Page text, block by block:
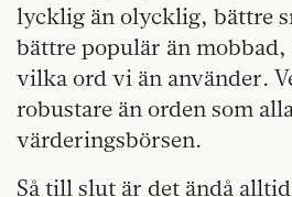
lycklig än olycklig, bättre
bättre populär än mobbad,
vilka ord vi än använder.
robustare än orden som
värderingsbörsen.
Så till slut är det ändå